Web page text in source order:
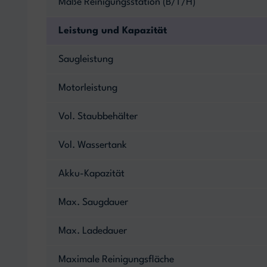
Maße Reinigungsstation (B/T/H)
Leistung und Kapazität
Saugleistung
Motorleistung
Vol. Staubbehälter
Vol. Wassertank
Akku-Kapazität
Max. Saugdauer
Max. Ladedauer
Maximale Reinigungsfläche